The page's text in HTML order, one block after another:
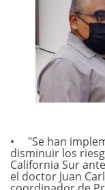
"Se han
disminuir los
California Sur
el doctor Juan